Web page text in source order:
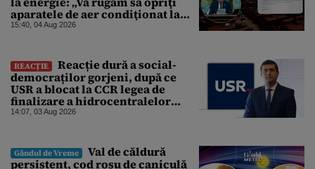
aparatele de aer condiţionat la
sfârşitul programului”
15:40, 04 Aug 2026
REACȚIE
Reacție dură a social-
democraților gorjeni, după ce
USR a blocat la CCR legea de
finalizare a hidrocentralelor
abandonate. „Nu ne-ar surprinde
abătut o cupolă de foc”
14:07, 03 Aug 2026
Gândul de Vreme
Val de căldură
persistent, cod roșu de caniculă